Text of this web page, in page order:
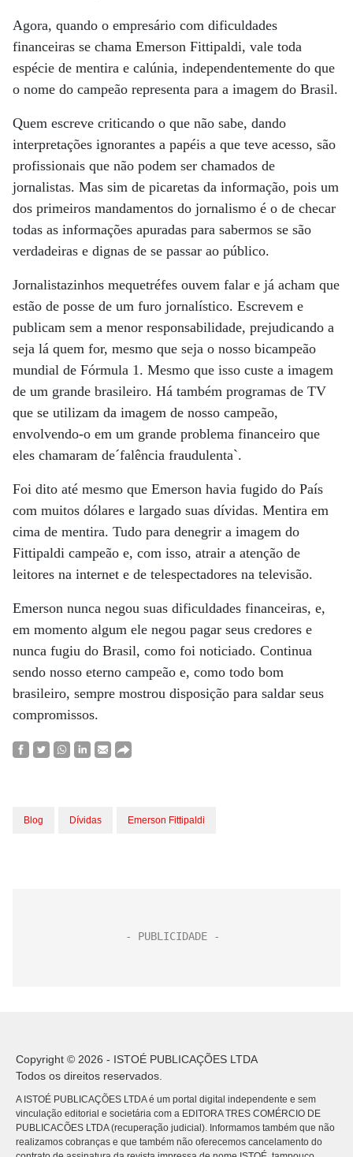
Agora, quando o empresário com dificuldades
financeiras se chama Emerson Fittipaldi, vale toda
espécie de mentira e calúnia, independentemente do que
o nome do campeão representa para a imagem do Brasil.
Quem escreve criticando o que não sabe, dando
interpretações ignorantes a papéis a que teve acesso, são
profissionais que não podem ser chamados de
jornalistas. Mas sim de picaretas da informação, pois um
dos primeiros mandamentos do jornalismo é o de checar
todas as informações apuradas para sabermos se são
verdadeiras e dignas de se passar ao público.
Jornalistazinhos mequetréfes ouvem falar e já acham que
estão de posse de um furo jornalístico. Escrevem e
publicam sem a menor responsabilidade, prejudicando a
seja lá quem for, mesmo que seja o nosso bicampeão
mundial de Fórmula 1. Mesmo que isso custe a imagem
de um grande brasileiro. Há também programas de TV
que se utilizam da imagem de nosso campeão,
envolvendo-o em um grande problema financeiro que
eles chamaram de´falência fraudulenta`.
Foi dito até mesmo que Emerson havia fugido do País
com muitos dólares e largado suas dívidas. Mentira em
cima de mentira. Tudo para denegrir a imagem do
Fittipaldi campeão e, com isso, atrair a atenção de
leitores na internet e de telespectadores na televisão.
Emerson nunca negou suas dificuldades financeiras, e,
em momento algum ele negou pagar seus credores e
nunca fugiu do Brasil, como foi noticiado. Continua
sendo nosso eterno campeão e, como todo bom
brasileiro, sempre mostrou disposição para saldar seus
compromissos.
Blog Dívidas Emerson Fittipaldi
Copyright © 2026 - ISTOÉ PUBLICAÇÕES LTDA
Todos os direitos reservados.
A ISTOÉ PUBLICAÇÕES LTDA é um portal digital independente e sem
vinculação editorial e societária com a EDITORA TRES COMÉRCIO DE
PUBLICACÕES LTDA (recuperação judicial). Informamos também que não
realizamos cobranças e que também não oferecemos cancelamento do